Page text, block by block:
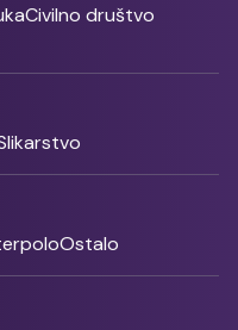
Civilno društvo
Ostalo